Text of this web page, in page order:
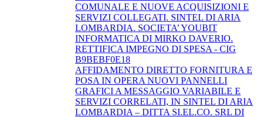
COMUNALE E NUOVE ACQUISIZIONI E
SERVIZI COLLEGATI. SINTEL DI ARIA
LOMBARDIA. SOCIETA’ YOUBIT
INFORMATICA DI MIRKO DAVERIO.
RETTIFICA IMPEGNO DI SPESA - CIG
B9BEBF0E18
AFFIDAMENTO DIRETTO FORNITURA E
POSA IN OPERA NUOVI PANNELLI
GRAFICI A MESSAGGIO VARIABILE E
SERVIZI CORRELATI, IN SINTEL DI ARIA
LOMBARDIA – DITTA SI.EL.CO. SRL DI